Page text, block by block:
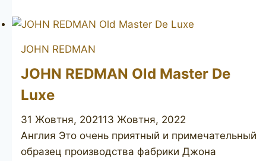
Briar
JOHN REDMAN
JOHN REDMAN Old Master De
Luxe
31 Жовтня, 202113 Жовтня, 2022
Англия Это очень приятный и примечательный
образец производства фабрики Джона